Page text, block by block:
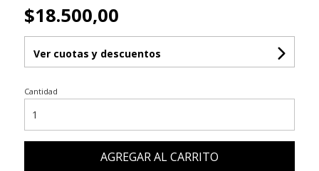
$18.500,00
Ver cuotas y descuentos
Cantidad
AGREGAR AL CARRITO